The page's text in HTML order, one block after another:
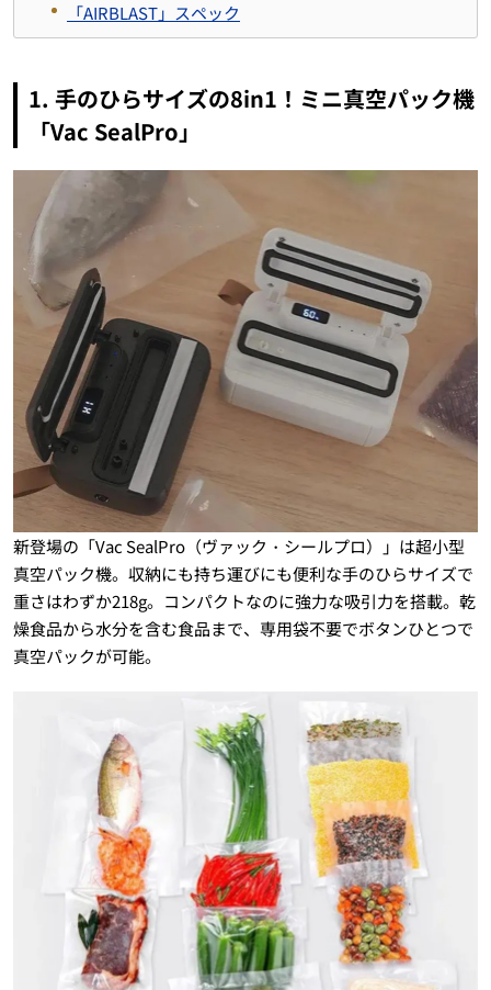
「AIRBLAST」スペック
1. 手のひらサイズの8in1！ミニ真空パック機
「Vac SealPro」
新登場の「Vac SealPro（ヴァック・シールプロ）」は超小型
真空パック機。収納にも持ち運びにも便利な手のひらサイズで
重さはわずか218g。コンパクトなのに強力な吸引力を搭載。乾
燥食品から水分を含む食品まで、専用袋不要でボタンひとつで
真空パックが可能。